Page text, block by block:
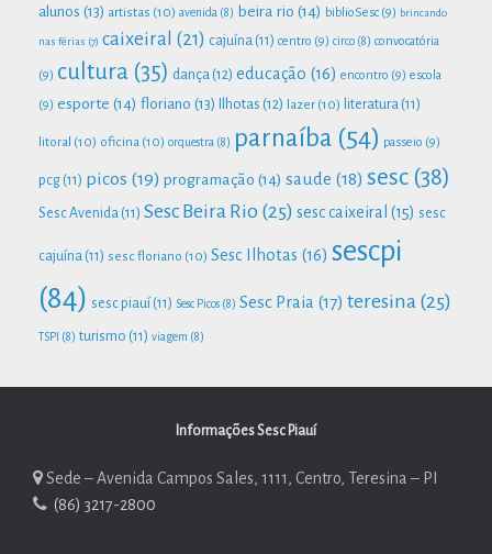
alunos (13) artistas (10) avenida (8) beira rio (14) biblioSesc (9) brincando
nas férias (7) caixeiral (21) cajuína (11) centro (9) circo (8) convocatória
(9) cultura (35) dança (12) educação (16) encontro (9) escola
(9) esporte (14) floriano (13) Ilhotas (12) lazer (10) literatura (11)
litoral (10) oficina (10) orquestra (8) parnaíba (54) passeio (9)
pcg (11) picos (19) programação (14) saude (18) sesc (38)
Sesc Avenida (11) Sesc Beira Rio (25) sesc caixeiral (15) sesc
cajuína (11) sesc floriano (10) Sesc Ilhotas (16) sescpi
(84) sesc piauí (11) Sesc Picos (8) Sesc Praia (17) teresina (25)
TSPI (8) turismo (11) viagem (8)
Informações Sesc Piauí
Sede – Avenida Campos Sales, 1111, Centro, Teresina – PI
(86) 3217-2800